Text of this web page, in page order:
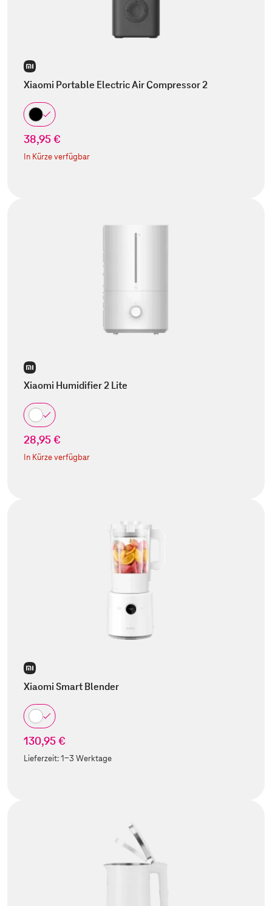
Xiaomi Portable Electric Air Compressor 2
38,95 €
In Kürze verfügbar
Xiaomi Humidifier 2 Lite
28,95 €
In Kürze verfügbar
Xiaomi Smart Blender
130,95 €
Lieferzeit:1-3 Werktage